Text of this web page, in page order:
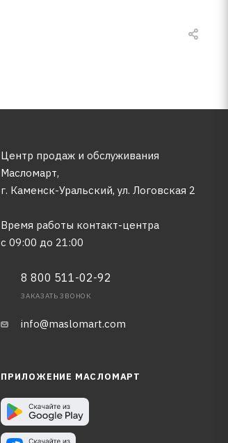
Центр продаж и обслуживания
Масломарт,
г. Каменск-Уральский, ул. Логовская 2
Время работы контакт-центра
с 09:00 до 21:00
8 800 511-02-92
ЗАКАЗАТЬ ЗВОНОК
info@maslomart.com
ПРИЛОЖЕНИЕ МАСЛОМАРТ